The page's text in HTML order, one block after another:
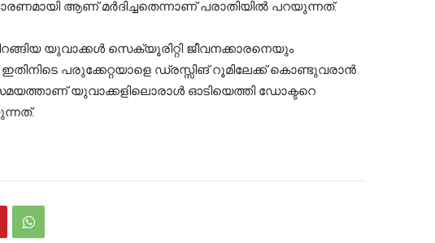
ആണ് മര്‍ദിച്ചതെന്നാണ് പരാതിയില്‍ പറയുന്നത്.
യുവാക്കള്‍ സെക്യൂരിറ്റി ജീവനക്കാരനെയും
പരുക്കേറ്റയാളെ ഡ്രസ്സിങ് റൂമിലേക്ക് കൊണ്ടുവരാന്‍
യുവാക്കളിലൊരാള്‍ ഓടിയെത്തി ഡോക്ടറെ